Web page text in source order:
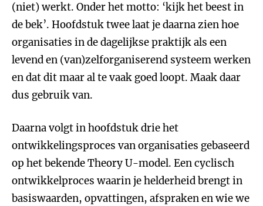
(niet) werkt. Onder het motto: ‘kijk het beest in
de bek’. Hoofdstuk twee laat je daarna zien hoe
organisaties in de dagelijkse praktijk als een
levend en (van)zelforganiserend systeem werken
en dat dit maar al te vaak goed loopt. Maak daar
dus gebruik van.
Daarna volgt in hoofdstuk drie het
ontwikkelingsproces van organisaties gebaseerd
op het bekende Theory U-model. Een cyclisch
ontwikkelproces waarin je helderheid brengt in
basiswaarden, opvattingen, afspraken en wie we